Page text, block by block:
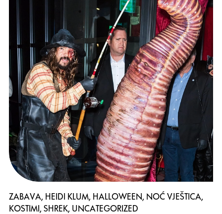
ZABAVA, HEIDI KLUM, HALLOWEEN, NOĆ VJEŠTICA,
KOSTIMI, SHREK, UNCATEGORIZED